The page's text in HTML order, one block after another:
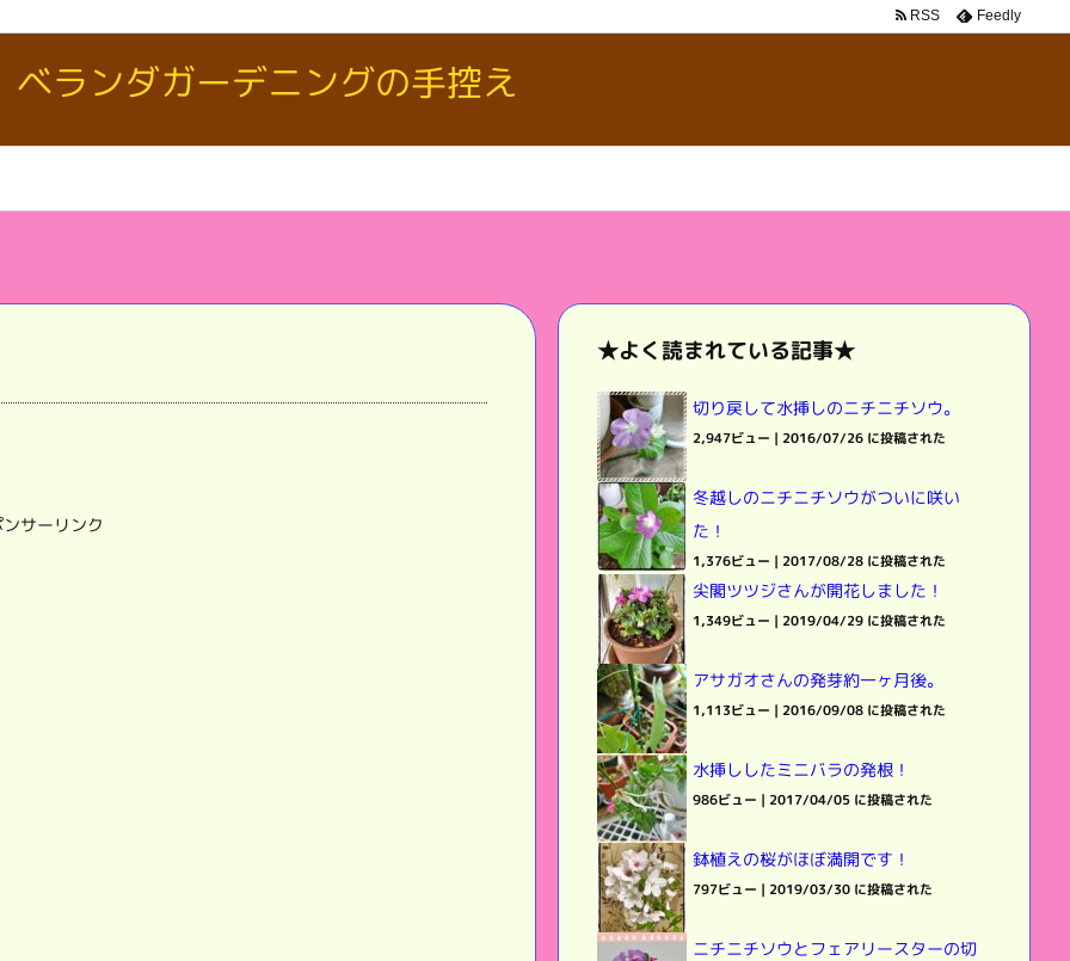
ベランダガーデニングの手控え
RSS Feedly
サーリンク
★よく読まれている記事★
切り戻して水挿しのニチニチソウ。
2,947ビュー | 2016/07/26 に投稿された
冬越しのニチニチソウがついに咲い
た！
1,376ビュー | 2017/08/28 に投稿された
尖閣ツツジさんが開花しました！
1,349ビュー | 2019/04/29 に投稿された
アサガオさんの発芽約一ヶ月後。
1,113ビュー | 2016/09/08 に投稿された
水挿ししたミニバラの発根！
986ビュー | 2017/04/05 に投稿された
鉢植えの桜がほぼ満開です！
797ビュー | 2019/03/30 に投稿された
ニチニチソウとフェアリースターの切